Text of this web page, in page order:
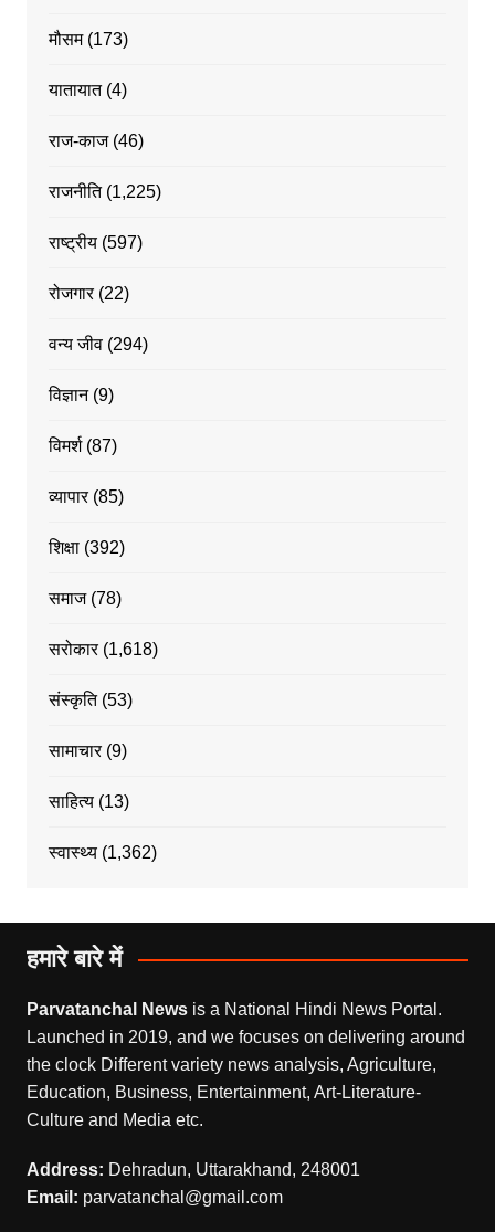
मौसम(173)
यातायात(4)
राज-काज(46)
राजनीति(1,225)
राष्ट्रीय(597)
रोजगार(22)
वन्य जीव(294)
विज्ञान(9)
विमर्श(87)
व्यापार(85)
शिक्षा(392)
समाज(78)
सरोकार(1,618)
संस्कृति(53)
सामाचार(9)
साहित्य(13)
स्वास्थ्य(1,362)
हमारे बारे में
Parvatanchal Newsis a National Hindi News Portal.
Launched in 2019, and we focuses on delivering around
the clock Different variety news analysis, Agriculture,
Education, Business, Entertainment, Art-Literature-
Culture and Media etc.
Address: Dehradun, Uttarakhand, 248001
Email: parvatanchal@gmail.com